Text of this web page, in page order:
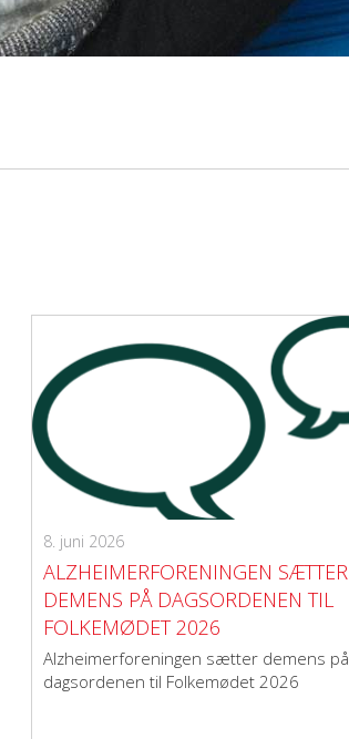
8. juni 2026
ALZHEIMERFORENINGEN SÆTTER
DEMENS PÅ DAGSORDENEN TIL
FOLKEMØDET 2026
Alzheimerforeningen sætter demens på
dagsordenen til Folkemødet 2026